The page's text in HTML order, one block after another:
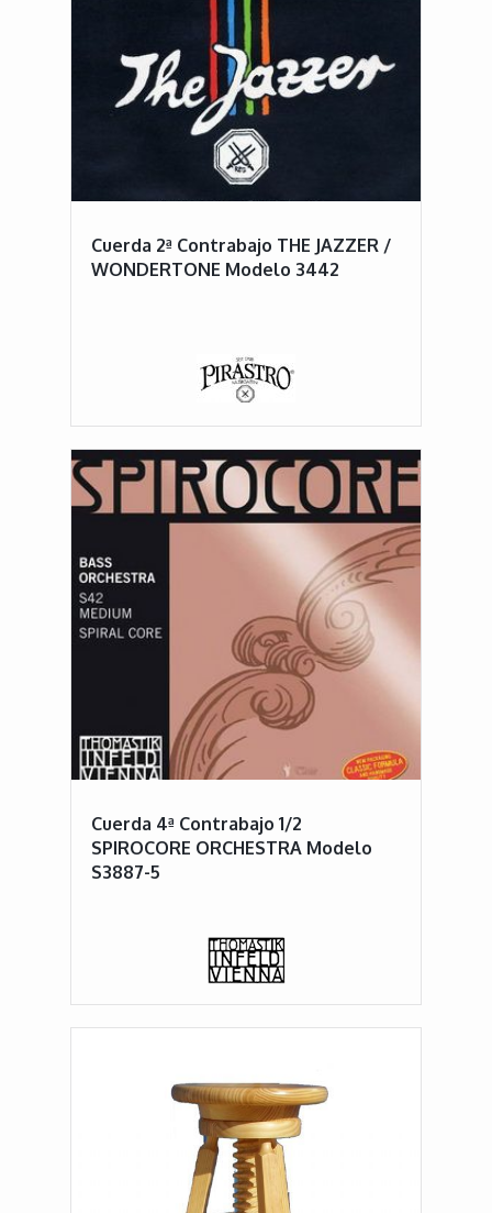
Cuerda 2ª Contrabajo THE JAZZER /
WONDERTONE Modelo 3442
Cuerda 4ª Contrabajo 1/2
SPIROCORE ORCHESTRA Modelo
S3887-5